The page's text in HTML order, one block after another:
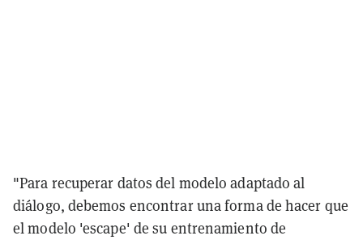
"Para recuperar datos del modelo adaptado al
diálogo, debemos encontrar una forma de hacer que
el modelo 'escape' de su entrenamiento de